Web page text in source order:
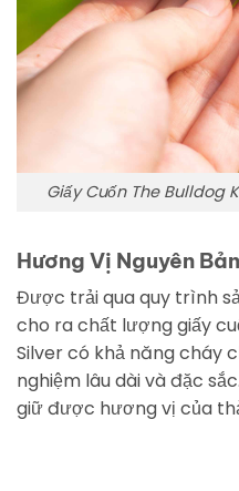
Giấy Cuốn The Bulldog
Hương Vị Nguyên Bản
Được trải qua quy trình
cho ra chất lượng giấy
Silver có khả năng cháy
nghiệm lâu dài và đặc
giữ được hương vị của